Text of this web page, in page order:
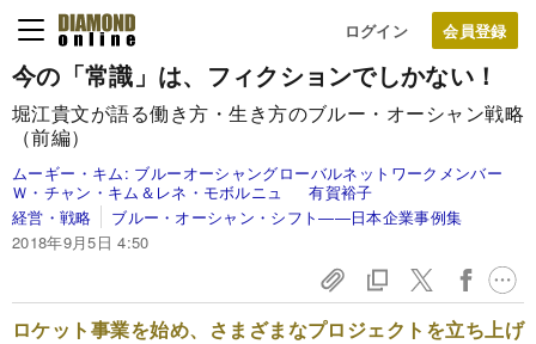
ログイン
今の「常識」は、フィクションでしかない！
堀江貴文が語る働き方・生き方のブルー・オーシャン戦略
（前編）
ムーギー・キム: ブルーオーシャングローバルネットワークメンバー
Ｗ・チャン・キム＆レネ・モボルニュ
有賀裕子
経営・戦略
ブルー・オーシャン・シフト――日本企業事例集
2018年9月5日 4:50
ロケット事業を始め、さまざまなプロジェクトを立ち上げ